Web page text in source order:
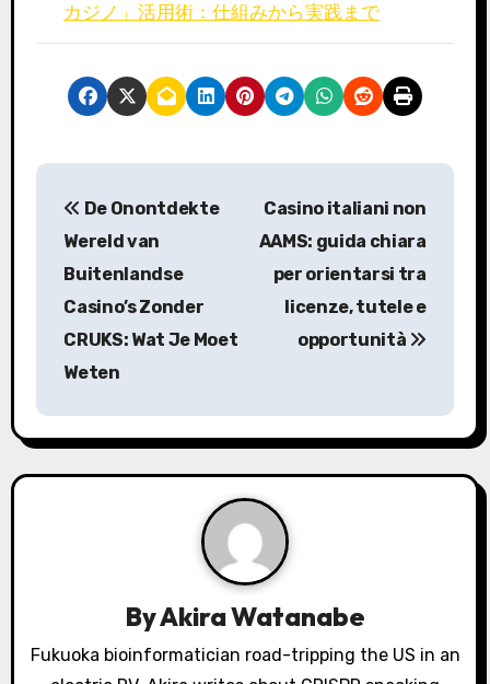
カジノ」活用術：仕組みから実践まで
P
a
v
De Onontdekte
Wereld van
Buitenlandse
Casino’s Zonder
CRUKS: Wat Je Moet
Weten
Casino italiani non
AAMS: guida chiara
per orientarsi tra
licenze, tutele e
opportunità
ByAkira Watanabe
Fukuoka bioinformatician road-tripping the US in an